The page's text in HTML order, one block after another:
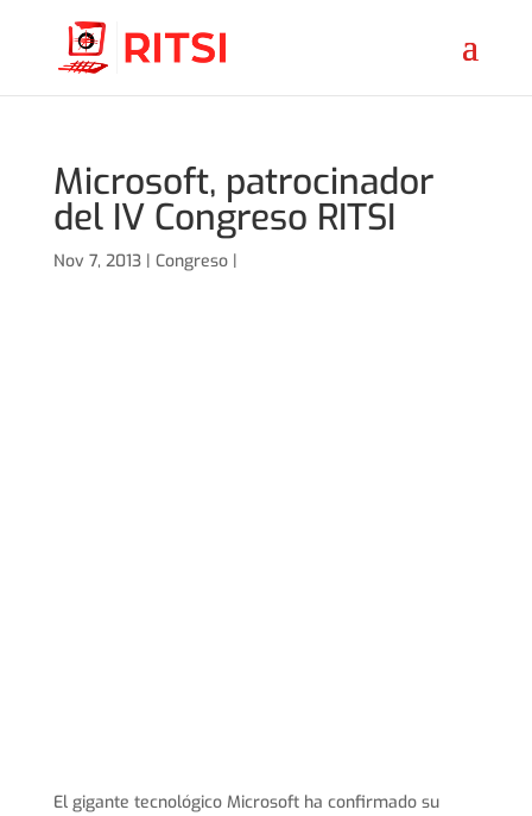
Microsoft, patrocinador
del IV Congreso RITSI
Nov 7, 2013 | Congreso|
El gigante tecnológico Microsoft ha confirmado su